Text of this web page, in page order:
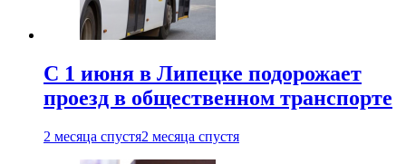
С 1 июня в Липецке подорожает
проезд в общественном транспорте
2 месяца спустя2 месяца спустя